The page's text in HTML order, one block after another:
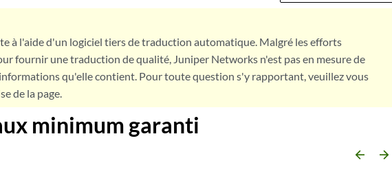
à l'aide d'un logiciel tiers de traduction automatique. Malgré les efforts
fournir une traduction de qualité, Juniper Networks n'est pas en mesure de
qu'elle contient. Pour toute question s'y rapportant, veuillez vous
de la page.
minimum garanti
arrow_backward arrow_forward